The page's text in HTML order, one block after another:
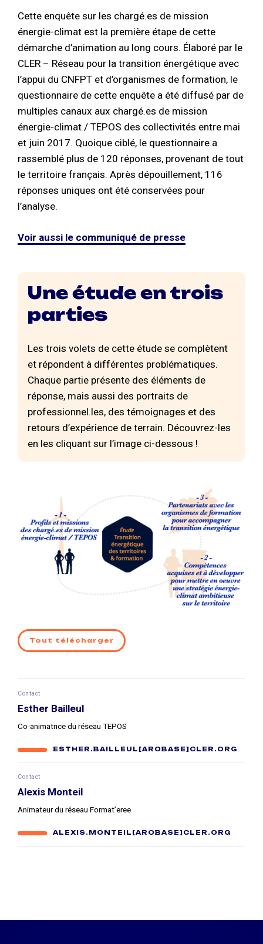
Cette enquête sur les chargé.es de mission
énergie-climat est la première étape de cette
démarche d’animation au long cours. Élaboré par le
CLER – Réseau pour la transition énergétique avec
l’appui du CNFPT et d’organismes de formation, le
questionnaire de cette enquête a été diffusé par de
multiples canaux aux chargé.es de mission
énergie-climat / TEPOS des collectivités entre mai
et juin 2017. Quoique ciblé, le questionnaire a
rassemblé plus de 120 réponses, provenant de tout
le territoire français. Après dépouillement, 116
réponses uniques ont été conservées pour
l’analyse.
Voir aussi le communiqué de presse
Une étude en trois
parties
Les trois volets de cette étude se complètent
et répondent à différentes problématiques.
Chaque partie présente des éléments de
réponse, mais aussi des portraits de
professionnel.les, des témoignages et des
retours d’expérience de terrain. Découvrez-les
en les cliquant sur l’image ci-dessous !
Tout télécharger
Contact
Esther Bailleul
Co-animatrice du réseau TEPOS
ESTHER.BAILLEUL[AROBASE]CLER.ORG
Contact
Alexis Monteil
Animateur du réseau Format’eree
ALEXIS.MONTEIL[AROBASE]CLER.ORG